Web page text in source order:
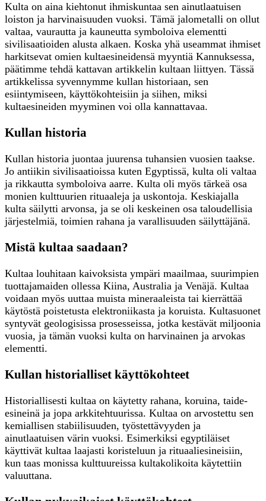
Kulta on aina kiehtonut ihmiskuntaa sen ainutlaatuisen
loiston ja harvinaisuuden vuoksi. Tämä jalometalli on ollut
valtaa, vaurautta ja kauneutta symboloiva elementti
sivilisaatioiden alusta alkaen. Koska yhä useammat ihmiset
harkitsevat omien kultaesineidensä myyntiä Kannuksessa,
päätimme tehdä kattavan artikkelin kultaan liittyen. Tässä
artikkelissa syvennymme kullan historiaan, sen
esiintymiseen, käyttökohteisiin ja siihen, miksi
kultaesineiden myyminen voi olla kannattavaa.
Kullan historia
Kullan historia juontaa juurensa tuhansien vuosien taakse.
Jo antiikin sivilisaatioissa kuten Egyptissä, kulta oli valtaa
ja rikkautta symboloiva aarre. Kulta oli myös tärkeä osa
monien kulttuurien rituaaleja ja uskontoja. Keskiajalla
kulta säilytti arvonsa, ja se oli keskeinen osa taloudellisia
järjestelmiä, toimien rahana ja varallisuuden säilyttäjänä.
Mistä kultaa saadaan?
Kultaa louhitaan kaivoksista ympäri maailmaa, suurimpien
tuottajamaiden ollessa Kiina, Australia ja Venäjä. Kultaa
voidaan myös uuttaa muista mineraaleista tai kierrättää
käytöstä poistetusta elektroniikasta ja koruista. Kultasuonet
syntyvät geologisissa prosesseissa, jotka kestävät miljoonia
vuosia, ja tämän vuoksi kulta on harvinainen ja arvokas
elementti.
Kullan historialliset käyttökohteet
Historiallisesti kultaa on käytetty rahana, koruina, taide-
esineinä ja jopa arkkitehtuurissa. Kultaa on arvostettu sen
kemiallisen stabiilisuuden, työstettävyyden ja
ainutlaatuisen värin vuoksi. Esimerkiksi egyptiläiset
käyttivät kultaa laajasti koristeluun ja rituaaliesineisiin,
kun taas monissa kulttuureissa kultakolikoita käytettiin
valuuttana.